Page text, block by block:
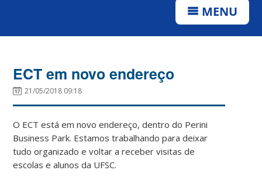
MENU
ECT em novo endereço
21/05/2018 09:18
O ECT está em novo endereço, dentro do Perini
Business Park. Estamos trabalhando para deixar
tudo organizado e voltar a receber visitas de
escolas e alunos da UFSC.